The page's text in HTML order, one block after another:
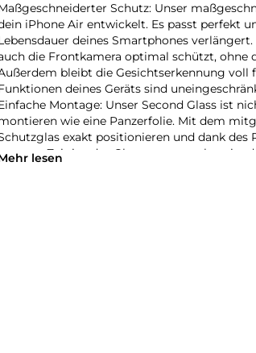
Schutz: Unser
iPhone Air entwickelt. Es passt perfekt
deines Smartphones
die Frontkamera optimal schützt, ohne
bleibt die Gesichtserkennung voll
deines Geräts sind
Montage: Unser Second Glass ist
wie eine Panzerfolie. Mit dem
exakt positionieren und dank
es Zeit ist, das Glas auszutauschen, ist
lesen